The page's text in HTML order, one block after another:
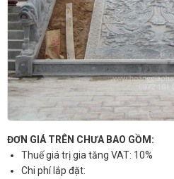
ĐƠN GIÁ TRÊN CHƯA BAO GỒM:
Thuế giá trị gia tăng VAT: 10%
Chi phí lắp đặt: